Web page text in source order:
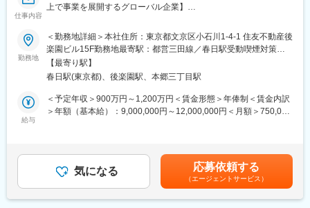
器メーカー兼商社で歴史ある内資企業であり日本に強固な顧客基
盤を持ち、成長を続けています。
★お取引に繋がった顧客は長期的にご担当していただきます。
の割合が大きくなりながらインプラント機器などの高単価商材の
導入を進めていきます。
【手術立ち会いについて】
りします。自ら販売した商品がどのように使われているか見るこ
とができる、医療機器営業ならではの業務です。
（7～8月は子供の症例が増えるため繁忙期となり、毎日立ち会い
が発生する可能性もあります）
■入社後の流れ：
仕事内容
上で事業を展開するグローバル企業】
◆仕事内容
薬事・品質保証部 薬事グループ担当として以下の業務をお任せい
たします。
・ 医療機器承認・認証申請書及び製造販売届（新規・変更）の作
成、申請、届出（クラス１～３）(50％)
・審査機関との照会対応(20％)
・QMS適合性調査（新規・定期）申請のサポート(10％)
◆当社の魅力・特徴
（1）医療現場をトータルに支える幅広い製品ラインアップ
メドライン・ジャパン合同会社は、手術準備キット、ガウン・ド
勤務地
＜勤務地詳細＞本社住所：東京都文京区小石川1-4-1 住友不動産後
楽園ビル15F勤務地最寄駅：都営三田線／春日駅受動喫煙対策：
屋内全面禁煙変更の範囲：会社の定める事業所
【最寄り駅】
春日駅(東京都)、後楽園駅、本郷三丁目駅
給与
＜予定年収＞900万円～1,200万円＜賃金形態＞年俸制＜賃金内訳
＞年額（基本給）：9,000,000円～12,000,000円＜月額＞750,000
あくまでも目安の金額であり、選考を通じて上下する可能性があ
ります。月給(月額)は固定手当を含めた表記です。
気になる 応募依頼する
（エージェントサービス）